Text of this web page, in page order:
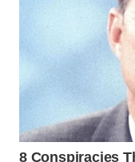
WAHANANEWS
ID